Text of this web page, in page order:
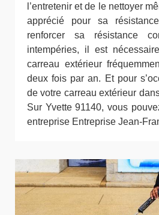
l’entretenir et de le nettoyer
apprécié pour sa
renforcer sa résistance
intempéries, il est
carreau extérieur
deux fois par an. Et pour
de votre carreau extérieur
Sur Yvette 91140, vous
entreprise Entreprise Jean-